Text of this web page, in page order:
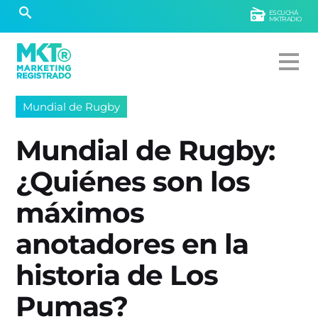
ESCUCHÁ
MKTRADIO
Mundial de Rugby
Mundial de Rugby:
¿Quiénes son los
máximos
anotadores en la
historia de Los
Pumas?